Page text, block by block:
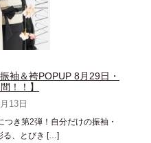
袖＆袴POPUP 8月29日・
！！】
13日
つき第2弾！自分だけの振袖・
る、とびき […]